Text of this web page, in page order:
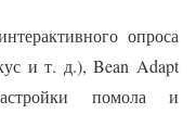
опроса
и т. д.), Bean Adapt
помола и